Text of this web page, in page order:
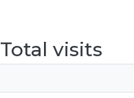
Total visits